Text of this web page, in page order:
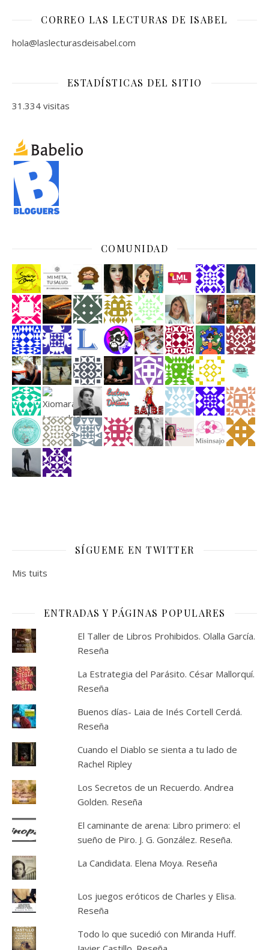
CORREO LAS LECTURAS DE ISABEL
hola@laslecturasdeisabel.com
ESTADÍSTICAS DEL SITIO
31.334 visitas
COMUNIDAD
SÍGUEME EN TWITTER
Mis tuits
ENTRADAS Y PÁGINAS POPULARES
El Taller de Libros Prohibidos. Olalla García.
Reseña
La Estrategia del Parásito. César Mallorquí.
Reseña
Buenos días- Laia de Inés Cortell Cerdá.
Reseña
Cuando el Diablo se sienta a tu lado de
Rachel Ripley
Los Secretos de un Recuerdo. Andrea
Golden. Reseña
El caminante de arena: Libro primero: el
sueño de Piro. J. G. González. Reseña.
La Candidata. Elena Moya. Reseña
Los juegos eróticos de Charles y Elisa.
Reseña
Todo lo que sucedió con Miranda Huff.